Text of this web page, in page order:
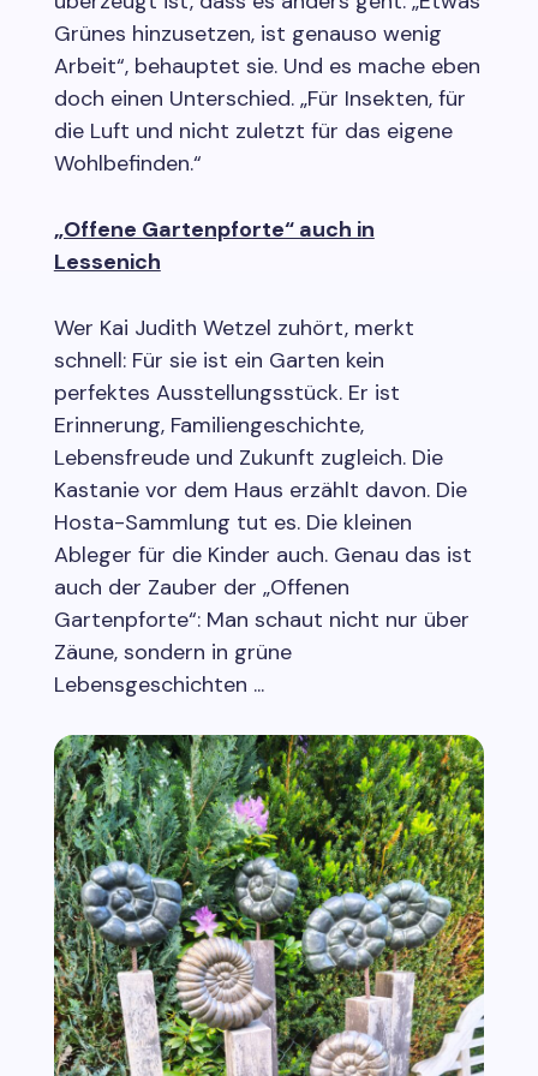
Grünes hinzusetzen, ist genauso wenig
Arbeit“, behauptet sie. Und es mache eben
doch einen Unterschied. „Für Insekten, für
die Luft und nicht zuletzt für das eigene
Wohlbefinden.“
„Offene Gartenpforte“ auch in
Lessenich
Wer Kai Judith Wetzel zuhört, merkt
schnell: Für sie ist ein Garten kein
perfektes Ausstellungsstück. Er ist
Erinnerung, Familiengeschichte,
Lebensfreude und Zukunft zugleich. Die
Kastanie vor dem Haus erzählt davon. Die
Hosta-Sammlung tut es. Die kleinen
Ableger für die Kinder auch. Genau das ist
auch der Zauber der „Offenen
Gartenpforte“: Man schaut nicht nur über
Zäune, sondern in grüne
Lebensgeschichten ...